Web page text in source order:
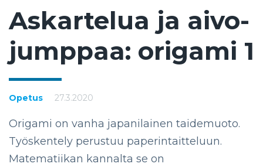
As­kar­te­lua ja ai­vo­
jump­paa: ori­ga­mi 1
Opetus 27.3.2020
Origami on vanha japanilainen taidemuoto.
Työskentely perustuu paperintaitteluun.
Matematiikan kannalta se on